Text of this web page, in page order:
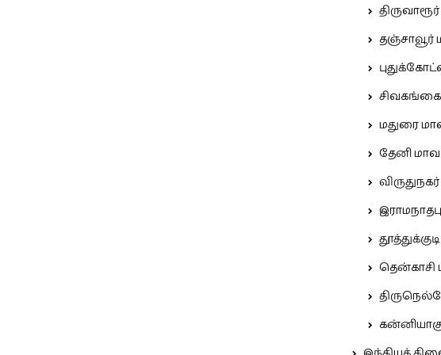
தஞ்சாவூர்
மதுரை
தேனி
தென்காசி